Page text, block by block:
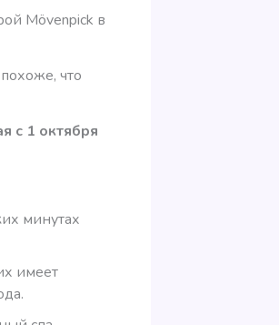
Mövenpick в
что
с 1 октября
минутах
имеет